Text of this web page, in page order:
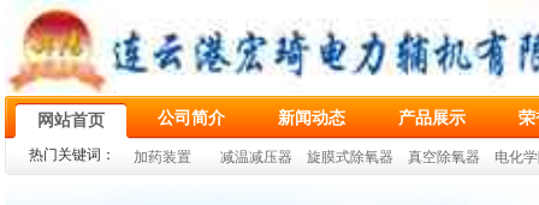
网站首页 公司简介 新闻动态 产品展示 荣
热门关键词： 加药装置 减温减压器 旋膜式除氧器 真空除氧器 电化